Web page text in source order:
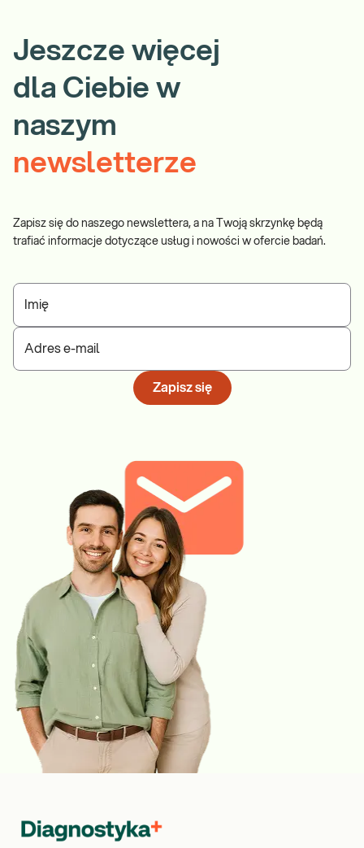
Jeszcze więcej
dla Ciebie w
naszym
newsletterze
Zapisz się do naszego newslettera, a na Twoją skrzynkę będą
trafiać informacje dotyczące usług i nowości w ofercie badań.
Imię
Adres e-mail
Zapisz się